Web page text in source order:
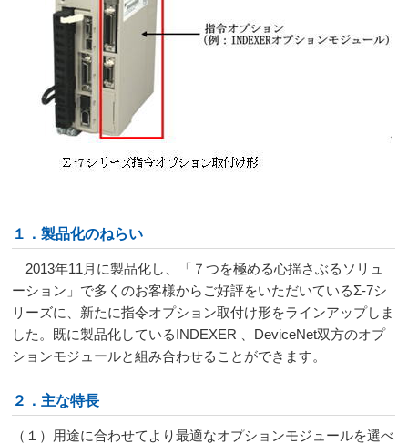
１．製品化のねらい
2013年11月に製品化し、「７つを極める心揺さぶるソリュ
ーション」で多くのお客様からご好評をいただいているΣ-7シ
リーズに、新たに指令オプション取付け形をラインアップしま
した。既に製品化しているINDEXER 、DeviceNet双方のオプ
ションモジュールと組み合わせることができます。
２．主な特長
（１）用途に合わせてより最適なオプションモジュールを選べ